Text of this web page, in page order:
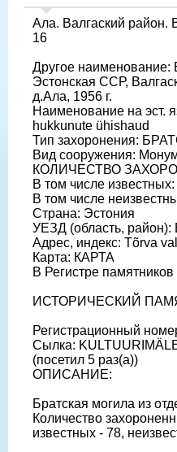
Ала. Валгаский район.
16
Другое наименование:
Эстонская ССР,
д.Ала, 1956 г.
Наименование на эст.
hukkunute ühishaud
Тип захоронения:
Вид сооружения:
КОЛИЧЕСТВО
В том числе
В том числе
Страна: Эстония
УЕЗД (область,
Адрес, индекс: Tõrva
Карта: КАРТА
В Регистре памятников
ИСТОРИЧЕСКИЙ
Регистрационный
Сылка:
(посетил 5 раз(а))
ОПИСАНИЕ:
Братская могила из
Количество
известных - 78,